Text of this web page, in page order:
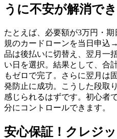
うに不安が解消で
たとえば、必要額が3万円・
規のカードローンを当日申込
品は後払いに切替え、翌月一
い日を選択。結果として、合
もゼロで完了。さらに翌月は
発防止に成功。こうした段取
感じられるはずです。初心者
分にコントロールできます。
安心保証！クレジ